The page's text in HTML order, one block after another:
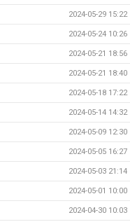
2024-05-29 15:22
2024-05-24 10:26
2024-05-21 18:56
2024-05-21 18:40
2024-05-18 17:22
2024-05-14 14:32
2024-05-09 12:30
2024-05-05 16:27
2024-05-03 21:14
2024-05-01 10:00
2024-04-30 10:03